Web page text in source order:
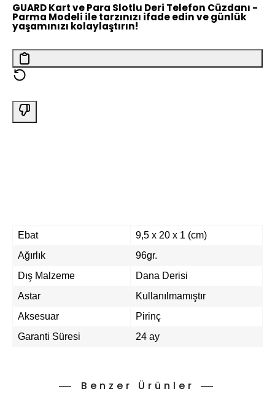
GUARD Kart ve Para Slotlu Deri Telefon Cüzdanı -
Parma Modeli ile tarzınızı ifade edin ve günlük
yaşamınızı kolaylaştırın!
Ebat
9,5 x 20 x 1 (cm)
Ağırlık
96gr.
Dış Malzeme
Dana Derisi
Astar
Kullanılmamıştır
Aksesuar
Pirinç
Garanti Süresi
24 ay
Benzer Ürünler